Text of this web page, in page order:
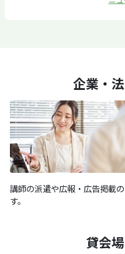
企業・
講師の派遣や広報・広告掲載
す。
貸会